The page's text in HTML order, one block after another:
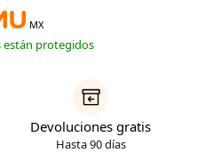
MX
están protegidos
Devoluciones gratis
Hasta 90 días